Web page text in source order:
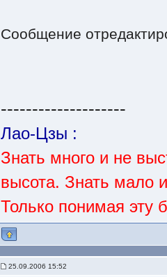
Сообщение
--------------------
Лао-Цзы :
Знать много и не
высота. Знать мало
Только понимая эту
25.09.2006 15:52